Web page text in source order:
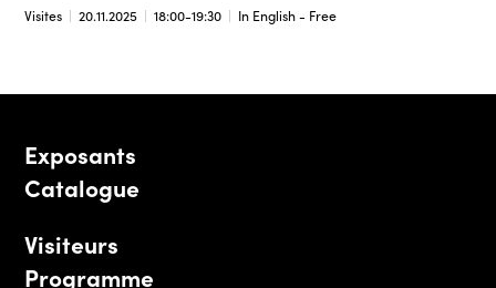
Visites 20.11.2025 18:00-19:30 In English - Free
Exposants
Catalogue
Visiteurs
Programme